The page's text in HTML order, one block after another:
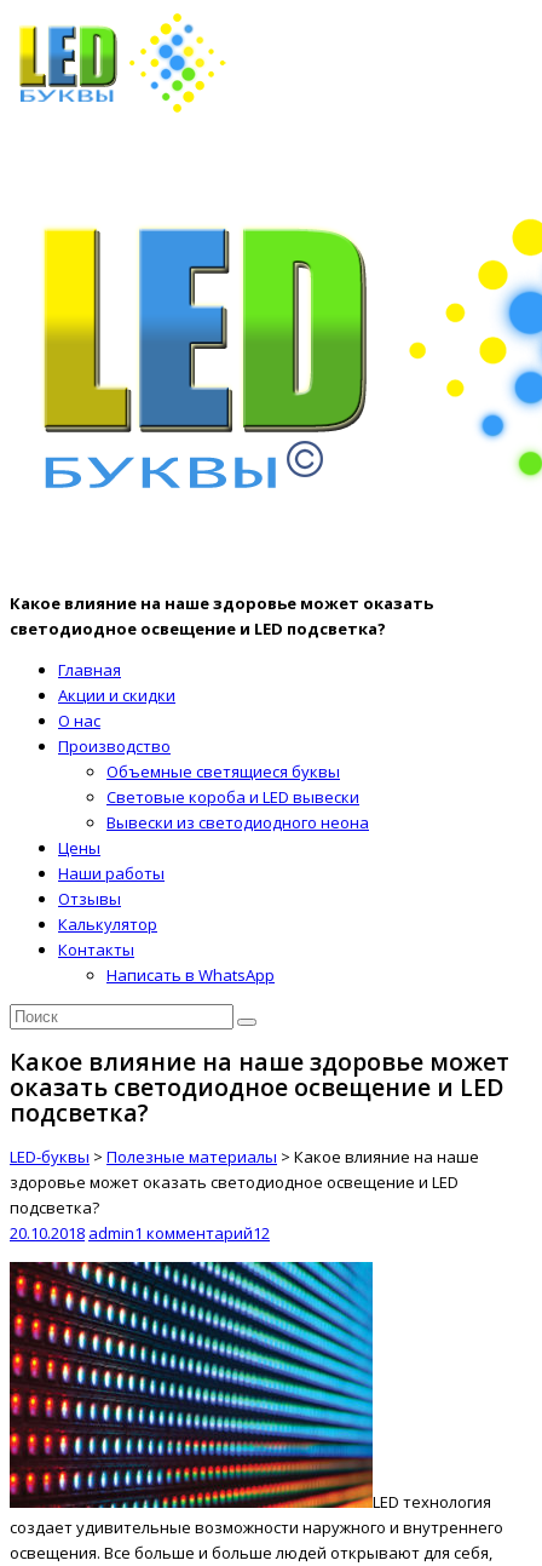
Какое влияние на наше здоровье может оказать
светодиодное освещение и LED подсветка?
Главная
Акции и скидки
О нас
Производство
Объемные светящиеся буквы
Световые короба и LED вывески
Вывески из светодиодного неона
Цены
Наши работы
Отзывы
Калькулятор
Контакты
Написать в WhatsApp
Какое влияние на наше здоровье может
оказать светодиодное освещение и LED
подсветка?
LED-буквы > Полезные материалы > Какое влияние на наше
здоровье может оказать светодиодное освещение и LED
подсветка?
20.10.2018 admin1 комментарий12
LED технология
создает удивительные возможности наружного и внутреннего
освещения. Все больше и больше людей открывают для себя,